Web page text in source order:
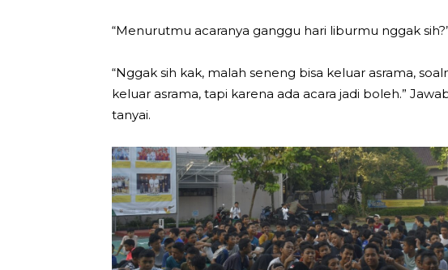
“Menurutmu acaranya ganggu hari liburmu nggak
“Nggak sih kak, malah seneng bisa keluar asrama,
keluar asrama, tapi karena ada acara jadi boleh.”
tanyai.